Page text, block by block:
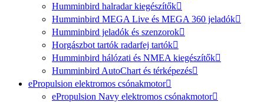
Humminbird halradar kiegészítők
Humminbird MEGA Live és MEGA 360 jeladók
Humminbird jeladók és szenzorok
Horgászbot tartók radarfej tartók
Humminbird hálózati és NMEA kiegészítők
Humminbird AutoChart és térképezés
ePropulsion elektromos csónakmotor
ePropulsion Navy elektromos csónakmotor